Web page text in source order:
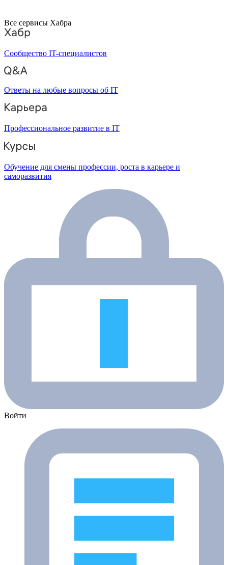
Все сервисы Хабра
Сообщество IT-специалистов
Ответы на любые вопросы об IT
Профессиональное развитие в IT
Обучение для смены профессии, роста в карьере и
саморазвития
Войти